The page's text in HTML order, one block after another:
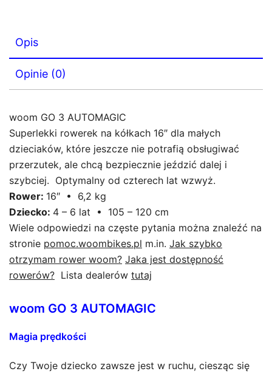
Opis
Opinie (0)
woom GO 3 AUTOMAGIC
Superlekki rowerek na kółkach 16″ dla małych
dzieciaków, które jeszcze nie potrafią obsługiwać
przerzutek, ale chcą bezpiecznie jeździć dalej i
szybciej. Optymalny od czterech lat wzwyż.
Rower: 16″ • 6,2 kg
Dziecko: 4 – 6 lat • 105 – 120 cm
Wiele odpowiedzi na częste pytania można znaleźć na
stronie pomoc.woombikes.pl m.in. Jak szybko
otrzymam rower woom? Jaka jest dostępność
rowerów? Lista dealerów tutaj
woom GO 3 AUTOMAGIC
Magia prędkości
Czy Twoje dziecko zawsze jest w ruchu, ciesząc się